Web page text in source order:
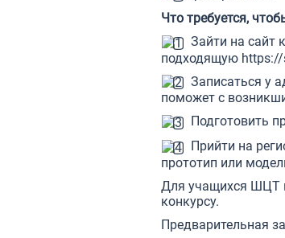
Что требуется,
Зайти на сайт
подходящую
Записаться у
поможет с
Подготовить
Прийти на
прототип или
Для учащихся ШЦТ
конкурсу.
Предварительная